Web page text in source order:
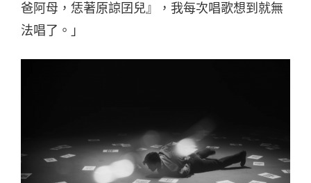
爸阿母，恁著原諒囝兒』，我每次唱歌想到就無
法唱了。」